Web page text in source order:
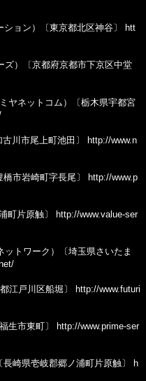
ション）〔東京都北区神谷〕
htt
ズ）〔京都府京都市下京区中堂
ミヤネットコム）〔栃木県宇都宮
川市尾上町池田〕
http://www.n
橋市岩崎町字長尾〕
http://www.p
町片原触〕
http://www.value-ser
ットワーク）〔埼玉県さいたま
都江戸川区船堀〕
http://www.futuri
生市東町〕
http://www.prime-ser
長崎県壱岐郡郷ノ浦町片原触〕
h